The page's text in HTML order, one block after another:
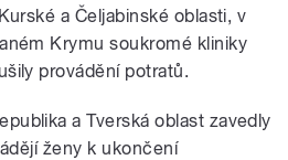
a Čeljabinské oblasti, v
Krymu soukromé kliniky
provádění potratů.
a Tverská oblast zavedly
ženy k ukončení